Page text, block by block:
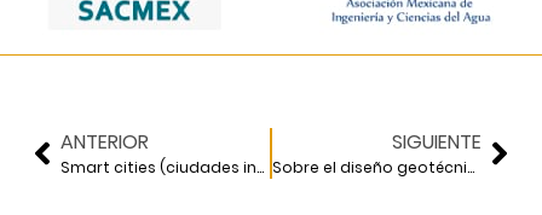
ANTERIOR
Smart cities (ciudades inteligentes)
SIGUIENTE
Sobre el diseño geotécnico de cimentaciones con pilotes de fricción